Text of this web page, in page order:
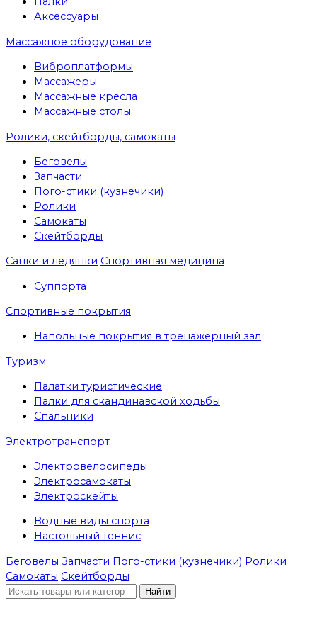
Аксессуары
Массажное оборудование
Виброплатформы
Массажеры
Массажные кресла
Массажные столы
Ролики, скейтборды, самокаты
Беговелы
Запчасти
Пого-стики (кузнечики)
Ролики
Самокаты
Скейтборды
Санки и ледянки Спортивная медицина
Суппорта
Спортивные покрытия
Напольные покрытия в тренажерный зал
Туризм
Палатки туристические
Палки для скандинавской ходьбы
Спальники
Электротранспорт
Электровелосипеды
Электросамокаты
Электроскейты
Водные виды спорта
Настольный теннис
Беговелы Запчасти Пого-стики (кузнечики) Ролики
Самокаты Скейтборды
Найти